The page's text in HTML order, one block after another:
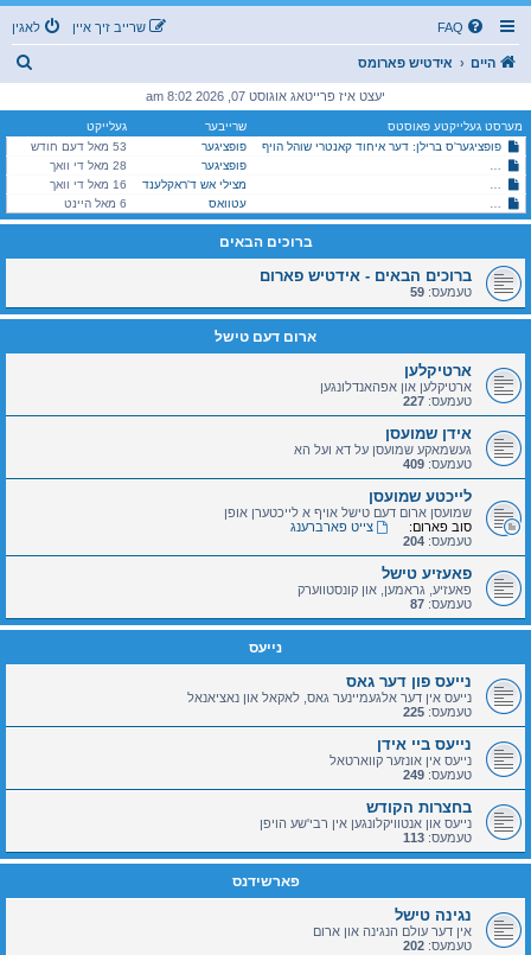
FAQ לאגין שרייב זיך איין
היים אידטיש פארומס
יעצט איז פרייטאג אוגוסט 07, 2026 8:02 am
מערסט געלייקטע פאוסטס שרייבער
געלייקט
פופציגער'ס ברילן: דער איחוד קאנטרי שוהל הויף
פופציגער
53 מאל דעם חודש
סאטמאר (מהר"א): נייעסן און שמועסן בתוככי הקהלהפופציגער
28 מאל די וואך
היימישער פייער דעפארטמענט אין מאנסי, שומרי שבת קודש!מצילי אש ד'ראקלענד
16 מאל די וואך
סאטמאר (מהר"א): נייעסן און שמועסן בתוככי הקהלהעטוואס 6 מאל היינט
ברוכים הבאים
ברוכים הבאים - אידטיש פארום
טעמעס: 59
ארום דעם טישל
ארטיקלען
ארטיקלען און אפהאנדלונגען
טעמעס: 227
אידן שמועסן
געשמאקע שמועסן על דא ועל הא
טעמעס: 409
לייכטע שמועסן
שמועסן ארום דעם טישל אויף א לייכטערן אופן
סוב פארום:
צייט פארברענג
טעמעס: 204
פאעזיע טישל
פאעזיע, גראמען, און קונסטווערק
טעמעס: 87
נייעס
נייעס פון דער גאס
נייעס אין דער אלגעמיינער גאס, לאקאל און נאציאנאל
טעמעס: 225
נייעס ביי אידן
נייעס אין אונזער קווארטאל
טעמעס: 249
בחצרות הקודש
נייעס און אנטוויקלונגען אין רבי'שע הויפן
טעמעס: 113
פארשידנס
נגינה טישל
אין דער עולם הנגינה און ארום
טעמעס: 202